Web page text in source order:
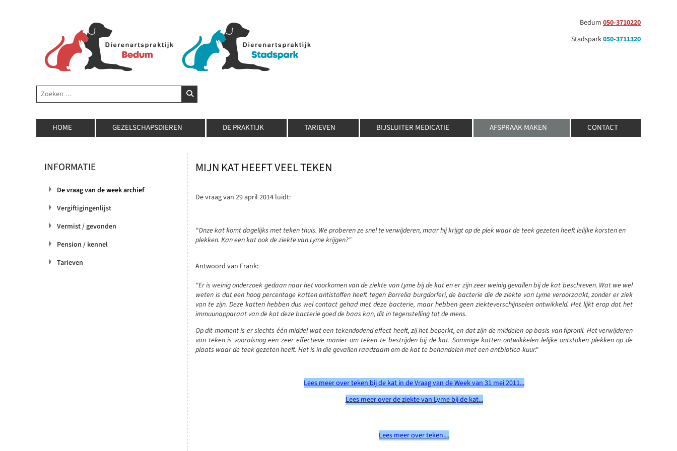
Bedum 050-3710220
Stadspark050-3711320
Zoeken ZOEKEN
HOME GEZELSCHAPSDIEREN DE PRAKTIJK TARIEVEN BIJSLUITER MEDICATIE AFSPRAAK MAKEN CONTACT
MIJN KAT HEEFT VEEL TEKEN
De vraag van 29 april 2014 luidt:
"Onze kat komt dagelijks met teken thuis. We proberen ze snel te verwijderen, maar hij krijgt op de plek waar de teek gezeten heeft lelijke korsten en
plekken. Kan een kat ook de ziekte van Lyme krijgen?"
Antwoord van Frank:
"Er is weinig onderzoek gedaan naar het voorkomen van de ziekte van Lyme bij de kat en er zijn zeer weinig gevallen bij de kat beschreven. Wat we wel
weten is dat een hoog percentage katten antistoffen heeft tegen Borrelia burgdorferi, de bacterie die de ziekte van Lyme veroorzaakt, zonder er ziek
van te zijn. Deze katten hebben dus wel contact gehad met deze bacterie, maar hebben geen ziekteverschijnselen ontwikkeld. Het lijkt erop dat het
immuunapparaat van de kat deze bacterie goed de baas kan, dit in tegenstelling tot de mens.
Op dit moment is er slechts één middel wat een tekendodend effect heeft, zij het beperkt, en dat zijn de middelen op basis van fipronil. Het verwijderen
van teken is vooralsnog een zeer effectieve manier om teken te bestrijden bij de kat. Sommige katten ontwikkelen lelijke ontstoken plekken op de
plaats waar de teek gezeten heeft. Het is in die gevallen raadzaam om de kat te behandelen met een antbiotica-kuur."
Lees meer over teken bij de kat in de Vraag van de Week van 31 mei 2011...
Lees meer over de ziekte van Lyme bij de kat...
Lees meer over teken....
INFORMATIE
De vraag van de week archief
Vergiftigingenlijst
Vermist / gevonden
Pension / kennel
Tarieven